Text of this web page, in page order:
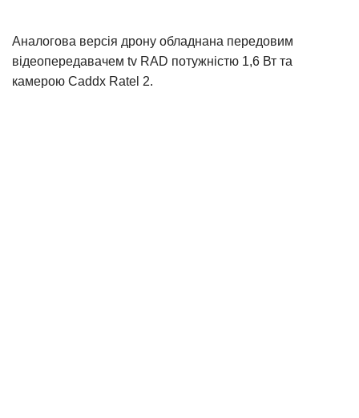
Аналогова версія дрону обладнана передовим
відеопередавачем tv RAD потужністю 1,6 Вт та
камерою Caddx Ratel 2.